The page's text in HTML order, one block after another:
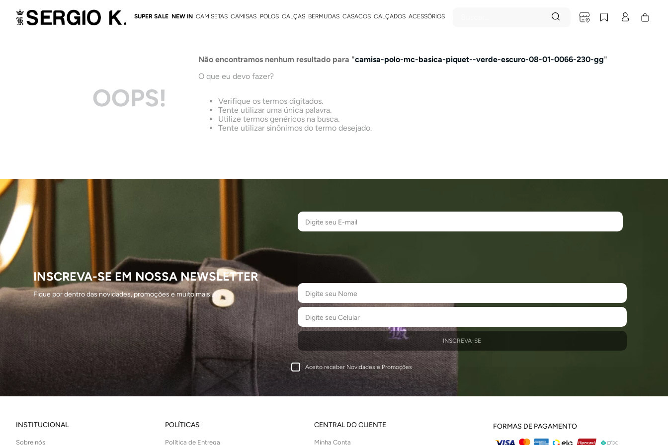
SUPER SALE NEW IN CAMISETAS CAMISAS POLOS CALÇAS BERMUDAS CASACOS CALÇADOS ACESSÓRIOS
OOPS!
Não encontramos nenhum resultado para "camisa-polo-mc-basica-piquet--verde-escuro-08-01-0066-230-gg"
O que eu devo fazer?
Verifique os termos digitados.
Tente utilizar uma única palavra.
Utilize termos genéricos na busca.
Tente utilizar sinônimos do termo desejado.
INSCREVA-SE EM NOSSA NEWSLETTER
Fique por dentro das novidades, promoções e muito mais...
INSCREVA-SE
Aceito receber Novidades e Promoções
INSTITUCIONAL
Sobre nós
POLÍTICAS
Política de Entrega
CENTRAL DO CLIENTE
Minha Conta
FORMAS DE PAGAMENTO